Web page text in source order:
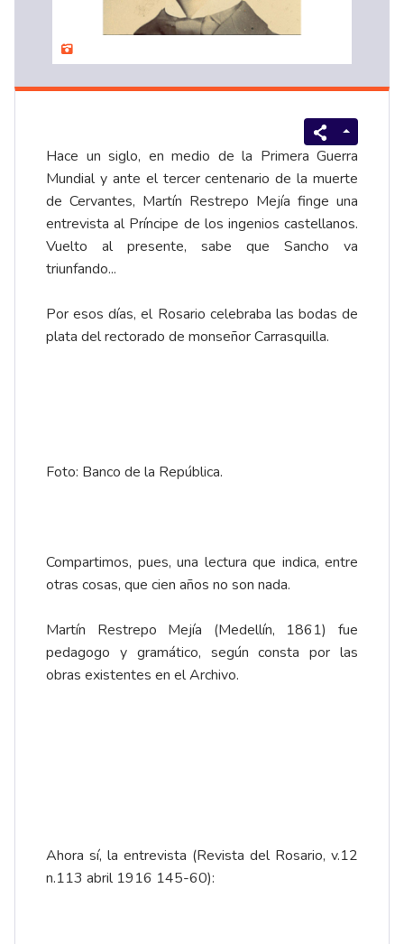
Hace un siglo, en medio de la Primera Guerra
Mundial y ante el tercer centenario de la muerte
de Cervantes, Martín Restrepo Mejía finge una
entrevista al Príncipe de los ingenios castellanos.
Vuelto al presente, sabe que Sancho va
triunfando...
Por esos días, el Rosario celebraba las bodas de
plata del rectorado de monseñor Carrasquilla.
Foto: Banco de la República.
Compartimos, pues, una lectura que indica, entre
otras cosas, que cien años no son nada.
Martín Restrepo Mejía (Medellín, 1861) fue
pedagogo y gramático, según consta por las
obras existentes en el Archivo.
Ahora sí, la entrevista (Revista del Rosario, v.12
n.113 abril 1916 145-60):